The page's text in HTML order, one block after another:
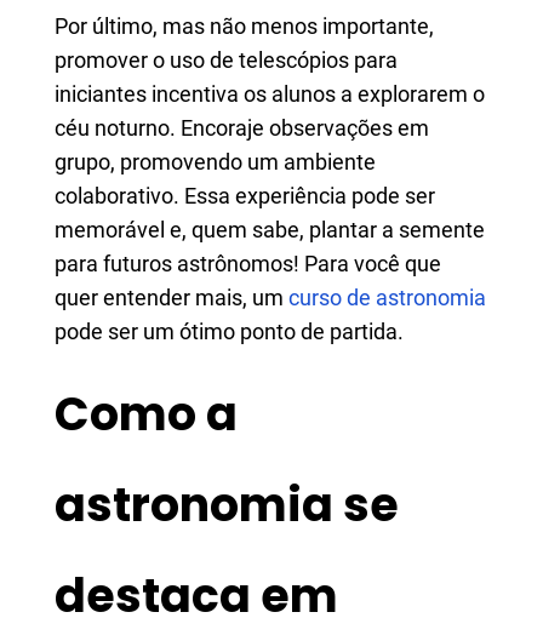
Por último, mas não menos importante,
promover o uso de telescópios para
iniciantes incentiva os alunos a explorarem o
céu noturno. Encoraje observações em
grupo, promovendo um ambiente
colaborativo. Essa experiência pode ser
memorável e, quem sabe, plantar a semente
para futuros astrônomos! Para você que
quer entender mais, um curso de astronomia
pode ser um ótimo ponto de partida.
Como a
astronomia se
destaca em